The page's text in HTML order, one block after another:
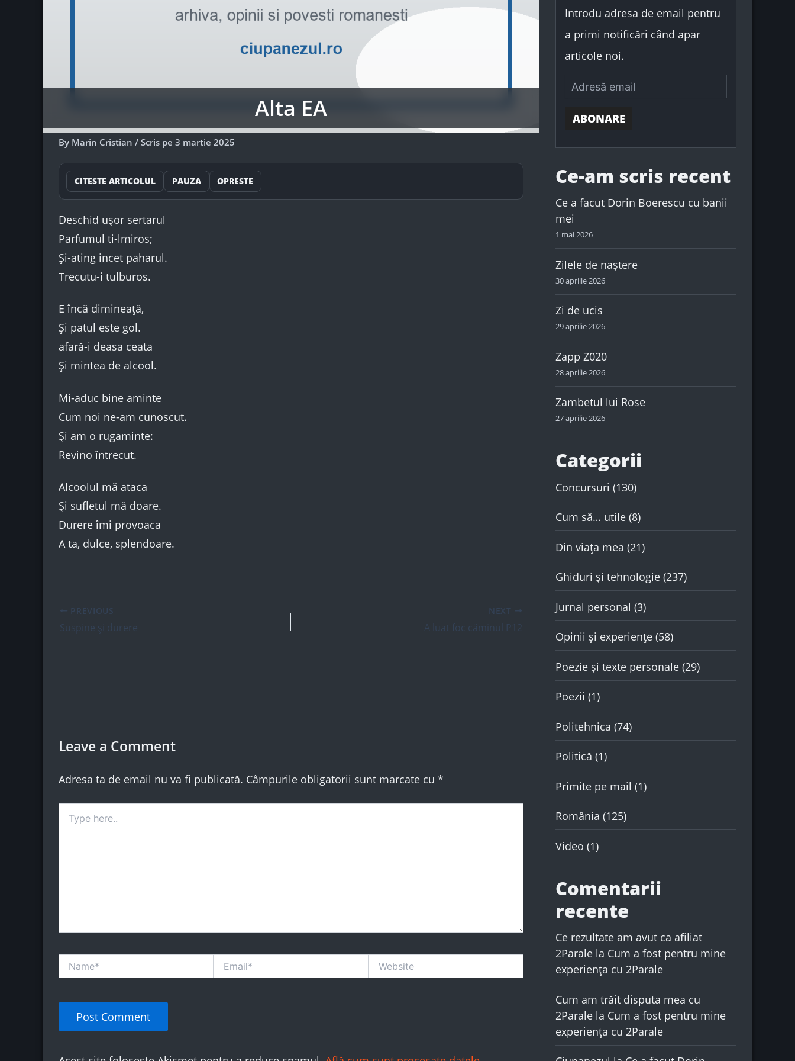
Alta EA
By Marin Cristian / Scris pe 3 martie 2025
CITESTE ARTICOLUL PAUZA OPRESTE
Deschid ușor sertarul
Parfumul ti-lmiros;
Și-ating incet paharul.
Trecutu-i tulburos.
E încă dimineață,
Și patul este gol.
afară-i deasa ceata
Și mintea de alcool.
Mi-aduc bine aminte
Cum noi ne-am cunoscut.
Și am o rugaminte:
Revino întrecut.
Alcoolul mă ataca
Și sufletul mă doare.
Durere îmi provoaca
A ta, dulce, splendoare.
PREVIOUS
Suspine și durere
NEXT
A luat foc căminul P12
Leave a Comment
Adresa ta de email nu va fi publicată. Câmpurile obligatorii sunt marcate cu *
here..
Introdu adresa de email pentru
a primi notificări când apar
articole noi.
ABONARE
Ce-am scris recent
Ce a facut Dorin Boerescu cu banii
mei
1 mai 2026
Zilele de naștere
30 aprilie 2026
Zi de ucis
29 aprilie 2026
Zapp Z020
28 aprilie 2026
Zambetul lui Rose
27 aprilie 2026
Categorii
Concursuri (130)
Cum să… utile (8)
Din viața mea (21)
Ghiduri și tehnologie (237)
Jurnal personal (3)
Opinii și experiențe (58)
Poezie și texte personale (29)
Poezii (1)
Politehnica (74)
Politică (1)
Primite pe mail (1)
România (125)
Video (1)
Comentarii
recente
Ce rezultate am avut ca afiliat
2Parale la Cum a fost pentru mine
experiența cu 2Parale
Cum am trăit disputa mea cu
2Parale la Cum a fost pentru mine
experiența cu 2Parale